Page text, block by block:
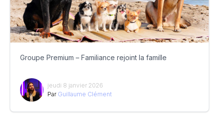
Groupe Premium – Familiance rejoint la famille
jeudi 8 janvier 2026
Par Guillaume Clément